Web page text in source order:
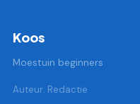
Koos
Moestuin beginners
Auteur: Redactie